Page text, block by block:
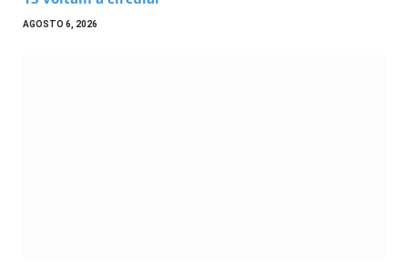
AGOSTO 6, 2026